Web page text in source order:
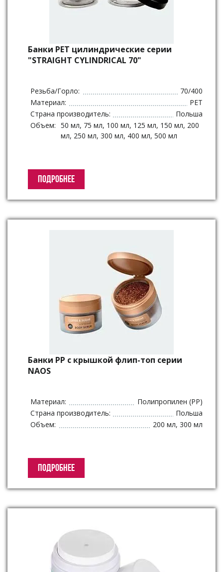
Банки РЕТ цилиндрические серии
"STRAIGHT CYLINDRICAL 70"
Резьба/Горло:
70/400
Материал:
PET
Страна производитель:
Польша
Объем: 50 мл, 75 мл, 100 мл, 125 мл, 150 мл, 200
мл, 250 мл, 300 мл, 400 мл, 500 мл
ПОДРОБНЕЕ
Банки PP с крышкой флип-топ серии
NAOS
Материал:
Полипропилен (PP)
Страна производитель:
Польша
Объем:
200 мл, 300 мл
ПОДРОБНЕЕ